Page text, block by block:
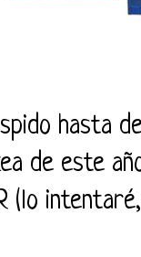
hasta
de este año:
(lo